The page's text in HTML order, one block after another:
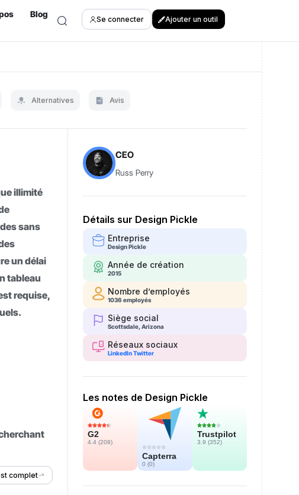
Blog
Se connecter Ajouter un outil
Alternatives Avis
illimité
sans
un délai
tableau
requise,
complet
CEO
Russ Perry
Détails sur Design Pickle
Entreprise
Design Pickle
Année de création
2015
Nombre d’employés
1036 employés
Siège social
Scottsdale, Arizona
Réseaux sociaux
LinkedInTwitter
Les notes de Design Pickle
G2
4.4 (208)
Capterra
0 (0)
Trustpilot
3.9 (352)